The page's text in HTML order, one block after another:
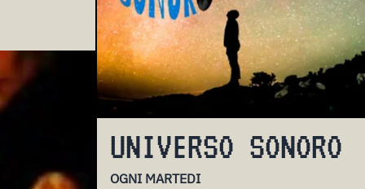
UNIVERSO SONORO
OGNI MARTEDI